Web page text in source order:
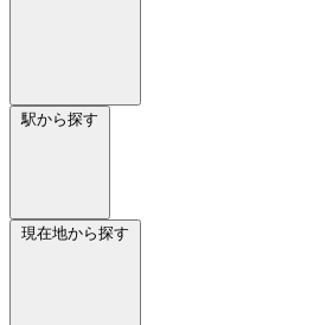
駅から探す
現在地から探す